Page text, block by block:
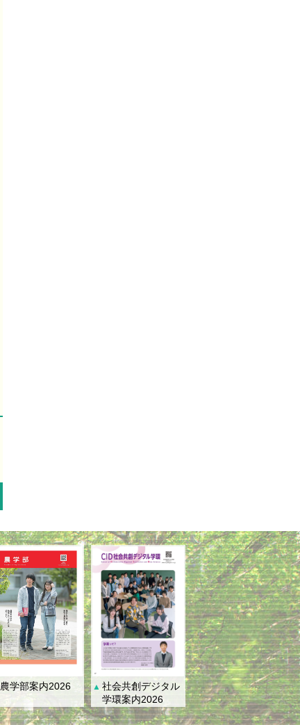
農学部案内2026 ▲ 社会共創デジタル
学環案内2026